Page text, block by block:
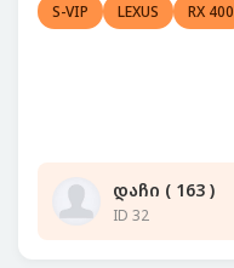
S-VIP LEXUS RX 400
დაჩი ( 163 )
ID 32